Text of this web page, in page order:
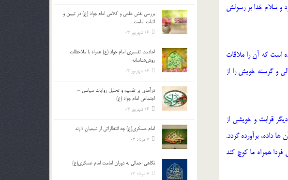
و سلام خدا بر رسولش
است که آن را ملاقات
و گرسنه خویش را از
قرابت و خویشی از
داده، برآورده گردد.
همراه ما کوچ کند
بررسی نقش علمی و کلامی امام جواد (ع) در تبیین و
اثبات امامت
16 شهریور 03
احادیث تفسیری امام جواد (ع) همراه با ملاحظات
روش‌شناسانه
16 شهریور 03
درآمدی بر تقسیم و تحلیل روایات سیاسی –
اجتماعی امام جواد (ع)
16 شهریور 03
امام عسکری(ع) چه انتظاراتی از شیعیان دارند
7 مرداد 03
نگاهی اجمالی به دوران امامت امام عسکری(ع)
7 مرداد 03